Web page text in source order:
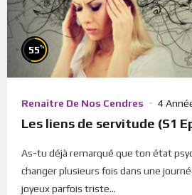
55%
Renaître De Nos Cendres 4
Les liens de servitude (S1
As-tu déjà remarqué que ton état
changer plusieurs fois dans une
joyeux parfois triste...